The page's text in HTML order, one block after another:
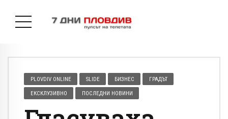
PLOVDIV ONLINE SLIDE БИЗНЕС ГРАДЪТ
ЕКСКЛУЗИВНО ПОСЛЕДНИ НОВИНИ